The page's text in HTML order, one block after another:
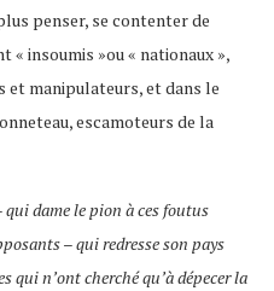
penser, se contenter de
« insoumis »ou « nationaux »,
manipulateurs, et dans le
escamoteurs de la
qui dame le pion à ces foutus
– qui redresse son pays
qui n’ont cherché qu’à dépecer la